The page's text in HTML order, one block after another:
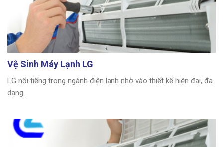
Vệ Sinh Máy Lạnh LG
LG nổi tiếng trong ngành điện lạnh nhờ vào thiết kế hiện đại, đa
dạng...